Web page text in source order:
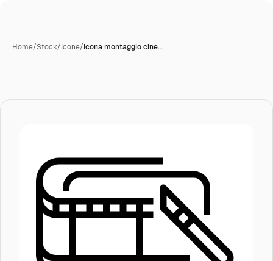
Home/Stock/Icone/Icona montaggio cine…